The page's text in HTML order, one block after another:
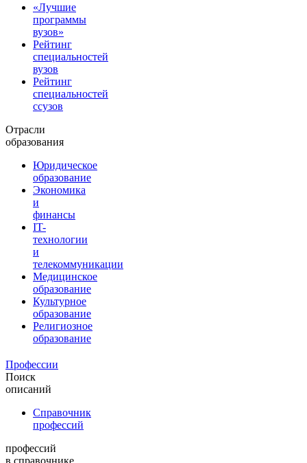
«Лучшие
программы
вузов»
Рейтинг
специальностей
вузов
Рейтинг
специальностей
ссузов
Отрасли
образования
Юридическое
образование
Экономика
и
финансы
IT-
технологии
и
телекоммуникации
Медицинское
образование
Культурное
образование
Религиозное
образование
Профессии
Поиск
описаний
Справочник
профессий
профессий
в справочнике